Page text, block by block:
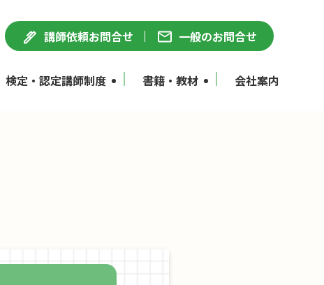
講師依頼お問合せ 一般のお問合せ
検定・認定講師制度 書籍・教材 会社案内